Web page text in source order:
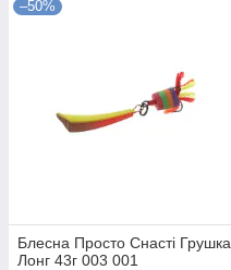
–50%
Блесна Просто Снасті Грушка
Лонг 43г 003 001